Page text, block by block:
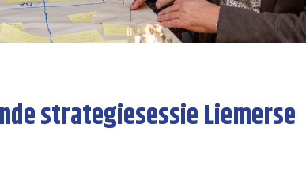
strategiesessie Liemerse